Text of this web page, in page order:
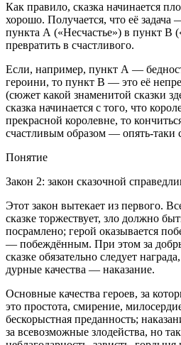
Как правило, сказка начинается
хорошо. Получается, что её задача
пункта А («Несчастье») в пункт В
превратить в счастливого.
Если, например, пункт А —
героини, то пункт В — это её
(сюжет какой знаменитой сказки
сказка начинается с того, что
прекрасной королевне, то
счастливым образом — опять-таки
Понятие
Закон 2: закон сказочной
Этот закон вытекает из первого.
сказке торжествует, зло должно
посрамлено; герой оказывается
— побеждённым. При этом за
сказке обязательно следует
дурные качества — наказание.
Основные качества героев, за
это простота, смирение,
бескорыстная преданность;
за всевозможные злодейства, но